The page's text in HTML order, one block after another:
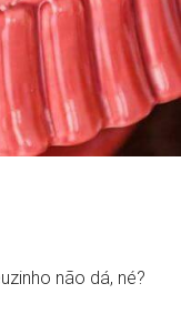
não dá, né?